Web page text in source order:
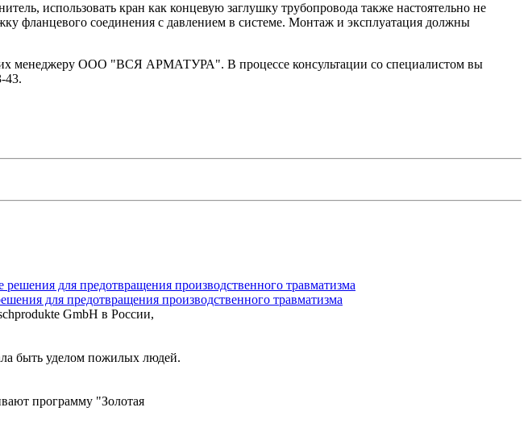
использовать кран как концевую заглушку трубопровода также настоятельно не
фланцевого соединения с давлением в системе. Монтаж и эксплуатация должны
их менеджеру ООО "ВСЯ АРМАТУРА". В процессе консультации со специалистом вы
43.
для предотвращения производственного травматизма
GmbH в России,
быть уделом пожилых людей.
программу "Золотая